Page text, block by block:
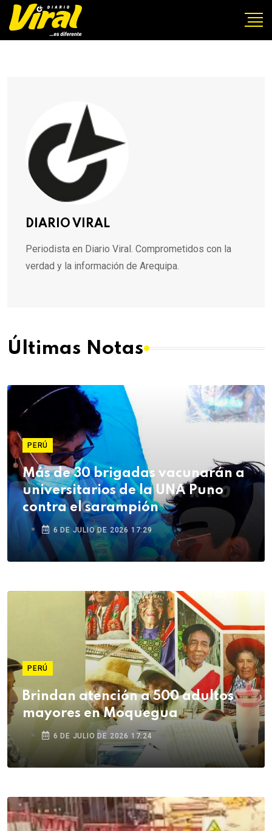
DIARIO VIRAL
Periodista en Diario Viral. Comprometidos con la
verdad y la información de Arequipa.
Últimas Notas
PERÚ
Más de 30 brigadas vacunarán a
universitarios de la UNA Puno
contra el sarampión
6 DE JULIO DE 2026 17:29
PERÚ
Brindan atención a 500 adultos
mayores en Moquegua
6 DE JULIO DE 2026 17:24